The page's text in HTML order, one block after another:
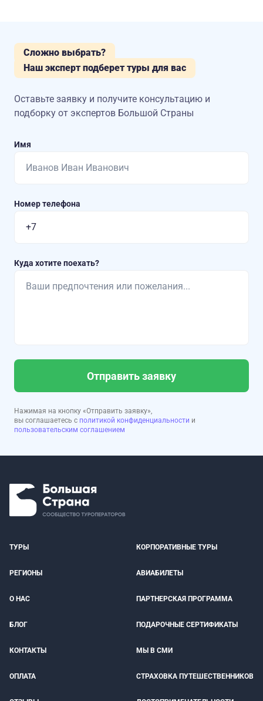
Сложно выбрать?
Наш эксперт подберет туры для вас
Оставьте заявку и получите консультацию и
подборку от экспертов Большой Страны
Имя
Номер телефона
Куда хотите поехать?
Отправить заявку
Нажимая на кнопку «Отправить заявку»,
вы соглашаетесь с политикой конфиденциальности и
пользовательским соглашением
ТУРЫ КОРПОРАТИВНЫЕ ТУРЫ
РЕГИОНЫ АВИАБИЛЕТЫ
О НАС ПАРТНЕРСКАЯ ПРОГРАММА
БЛОГ ПОДАРОЧНЫЕ СЕРТИФИКАТЫ
КОНТАКТЫ МЫ В СМИ
ОПЛАТА СТРАХОВКА ПУТЕШЕСТВЕННИКОВ